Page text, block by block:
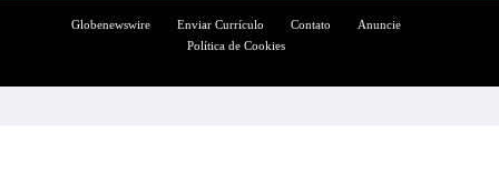
Globenewswire Enviar Currículo Contato
Anuncie
Política de Cookies